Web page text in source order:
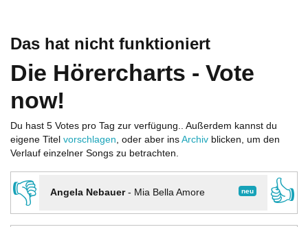
Das hat nicht funktioniert
Die Hörercharts - Vote
now!
Du hast 5 Votes pro Tag zur verfügung.. Außerdem kannst du
eigene Titel vorschlagen, oder aber ins Archiv blicken, um den
Verlauf einzelner Songs zu betrachten.
👎 neu
Angela Nebauer- Mia Bella Amore
👍